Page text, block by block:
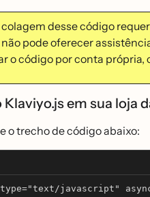
desse código
pode oferecer
o código por conta própria,
Klaviyo.js em sua loja
o trecho de código abaixo:
javascript"